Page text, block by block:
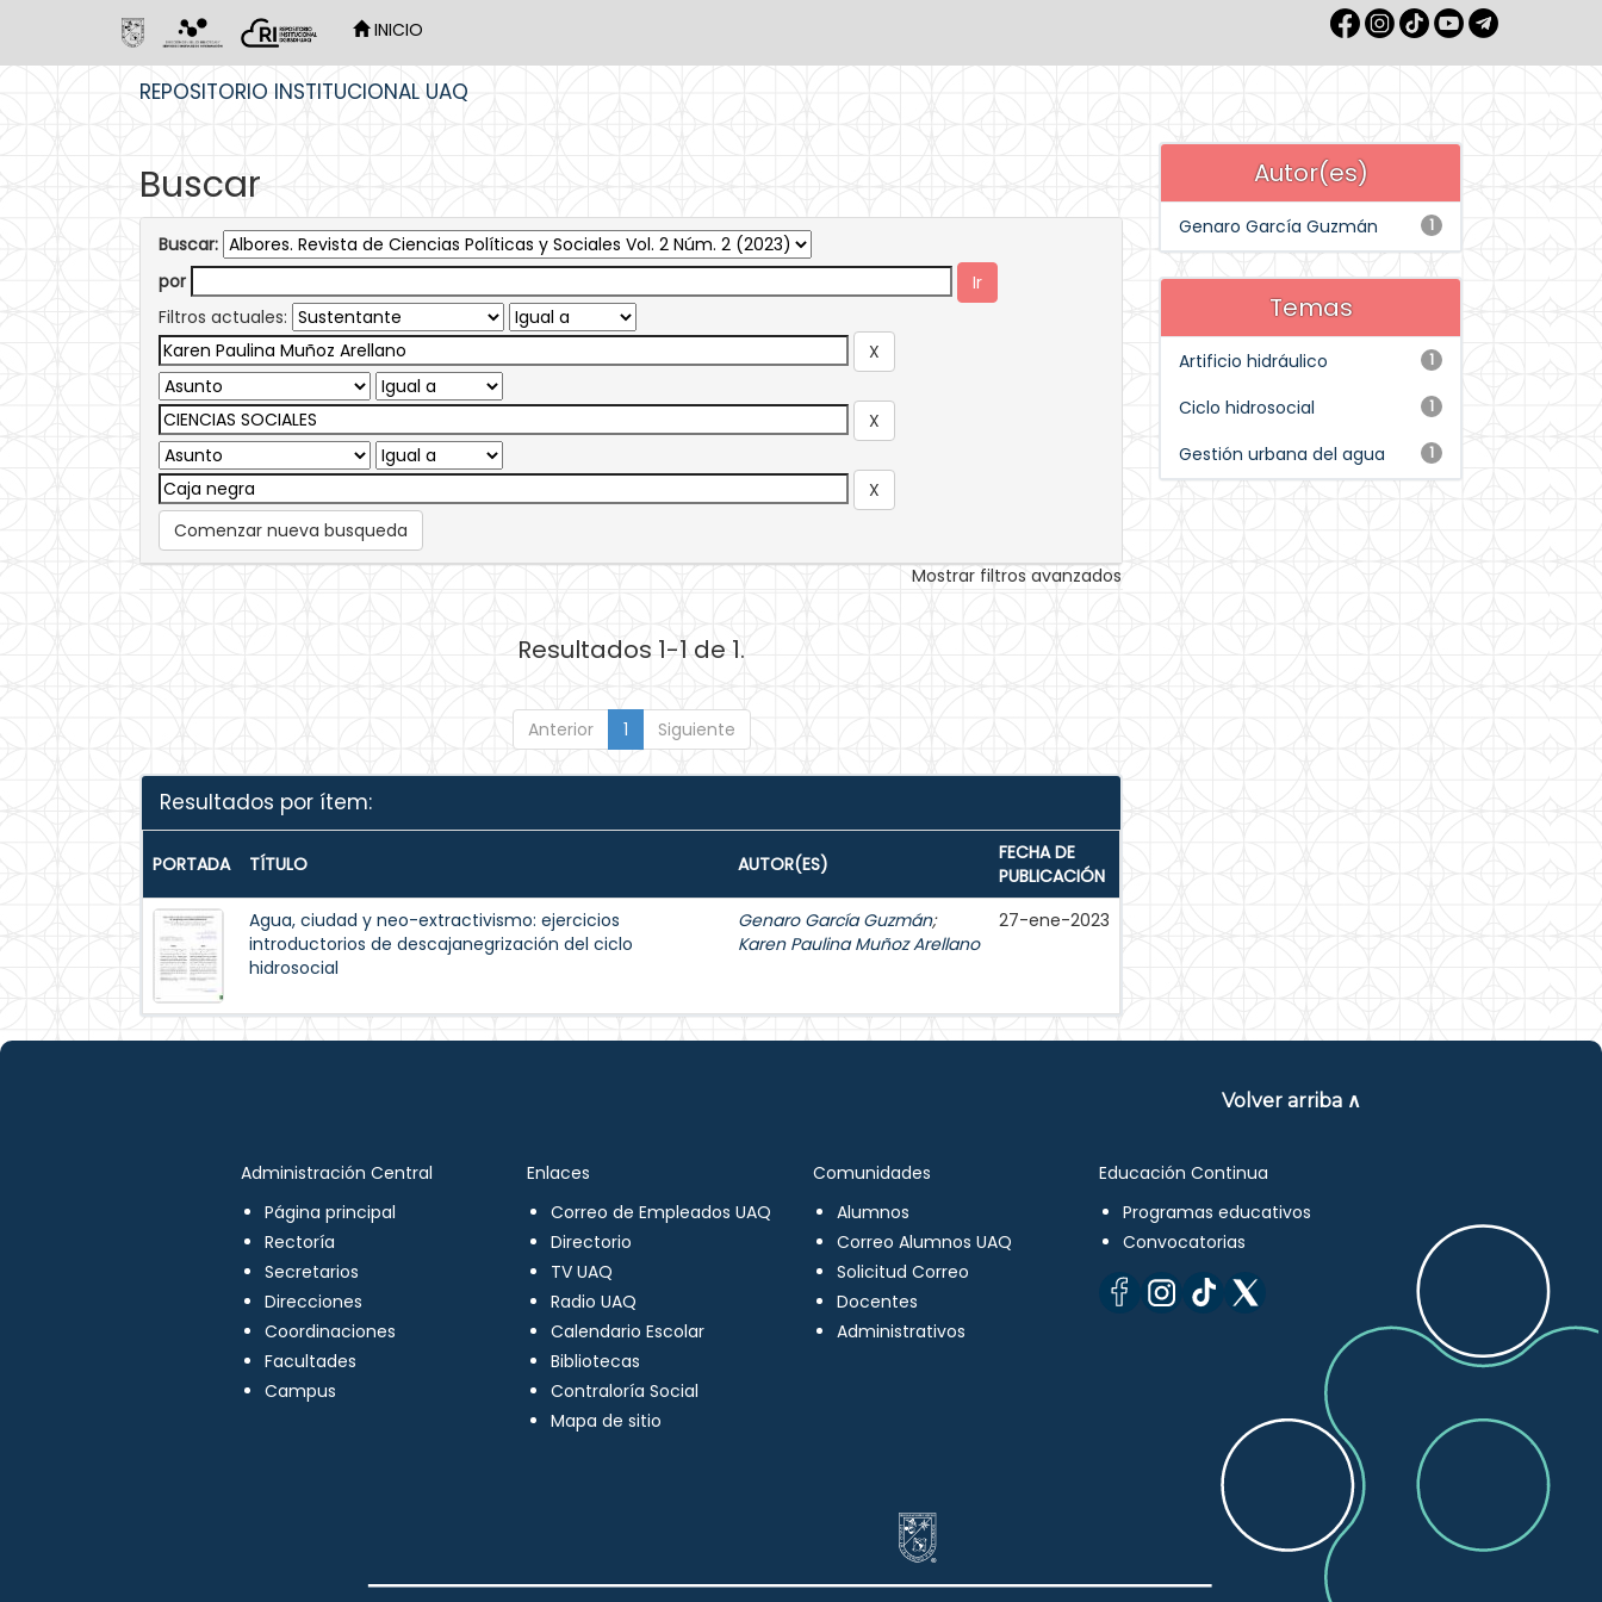
INICIO
REPOSITORIO INSTITUCIONAL UAQ
Buscar
Buscar:
por
Filtros actuales:
Comenzar nueva busqueda
Mostrar filtros avanzados
Resultados 1-1 de 1.
Anterior 1 Siguiente
Resultados por ítem:
PORTADA TÍTULO AUTOR(ES)
FECHA DE
PUBLICACIÓN
Agua, ciudad y neo-extractivismo: ejercicios
introductorios de descajanegrización del ciclo
hidrosocial
Genaro García Guzmán;
Karen Paulina Muñoz Arellano
27-ene-2023
Autor(es)
1
Genaro García Guzmán
Temas
1
Artificio hidráulico
1
Ciclo hidrosocial
1
Gestión urbana del agua
Volver arriba ∧
Administración Central
Página principal
Rectoría
Secretarios
Direcciones
Coordinaciones
Facultades
Campus
Enlaces
Correo de Empleados UAQ
Directorio
TV UAQ
Radio UAQ
Calendario Escolar
Bibliotecas
Contraloría Social
Mapa de sitio
Comunidades
Alumnos
Correo Alumnos UAQ
Solicitud Correo
Docentes
Administrativos
Educación Continua
Programas educativos
Convocatorias